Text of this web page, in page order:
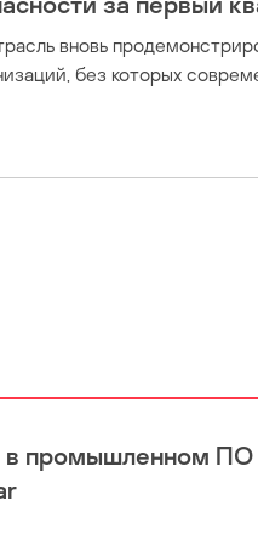
вновь
без которых
в промышленном ПО